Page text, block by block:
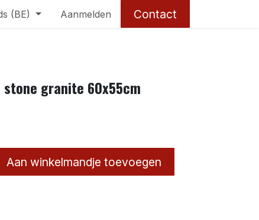
(BE) Aanmelden Contact
granite 60x55cm
Aan winkelmandje toevoegen